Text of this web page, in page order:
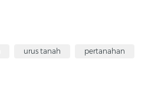
urus tanah pertanahan